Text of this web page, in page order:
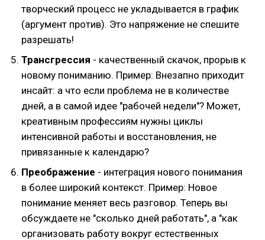
творческий процесс не укладывается в график
(аргумент против). Это напряжение не спешите
разрешать!
Трансгрессия - качественный скачок, прорыв к
новому пониманию. Пример: Внезапно приходит
инсайт: а что если проблема не в количестве
дней, а в самой идее "рабочей недели"? Может,
креативным профессиям нужны циклы
интенсивной работы и восстановления, не
привязанные к календарю?
Преображение - интеграция нового понимания
в более широкий контекст. Пример: Новое
понимание меняет весь разговор. Теперь вы
обсуждаете не "сколько дней работать", а "как
организовать работу вокруг естественных